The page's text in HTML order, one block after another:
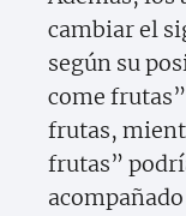
cambiar el
según su
come
frutas,
frutas”